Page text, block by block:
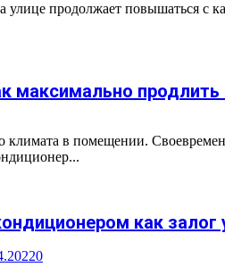
улице продолжает повышаться
максимально
климата в помещении.
как
0